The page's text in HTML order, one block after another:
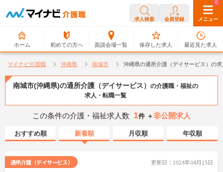
求人検索 会員登録 メニュー
ホーム 初めての方へ 面談会場一覧
0
保存した求人
0
最近見た求人
マイナビ介護職 沖縄県 南城市 沖縄県の通所介護（デイサービス）の
南城市(沖縄県)の通所介護（デイサービス） の介護職・福祉の
求人・転職一覧
この条件の介護・福祉求人数 1件 ＋非公開求人
おすすめ順 新着順 月収順 年収順
通所介護（デイサービス） 更新日：2024年04月15日